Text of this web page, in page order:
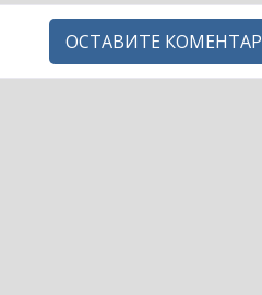
ОСТАВИТЕ КОМЕНТАР